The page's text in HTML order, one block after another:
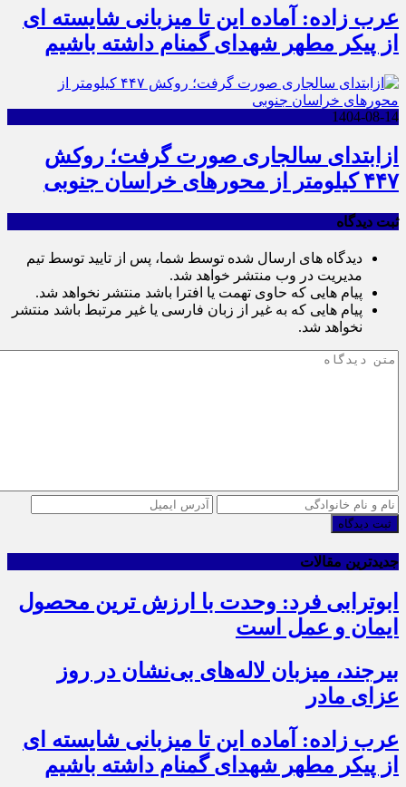
عرب زاده: آماده این تا میزبانی شایسته ای
از پیکر مطهر شهدای گمنام داشته باشیم
1404-08-14
ازابتدای سالجاری صورت گرفت؛ روکش
۴۴۷ کیلومتر از محورهای خراسان جنوبی
ثبت دیدگاه
دیدگاه های ارسال شده توسط شما، پس از تایید توسط تیم
مدیریت در وب منتشر خواهد شد.
پیام هایی که حاوی تهمت یا افترا باشد منتشر نخواهد شد.
پیام هایی که به غیر از زبان فارسی یا غیر مرتبط باشد منتشر
نخواهد شد.
ثبت دیدگاه
جدیدترین مقالات
ابوترابی فرد: وحدت با ارزش ترین محصول
ایمان و عمل است
بیرجند، میزبان لاله‌های بی‌نشان در روز
عزای مادر
عرب زاده: آماده این تا میزبانی شایسته ای
از پیکر مطهر شهدای گمنام داشته باشیم